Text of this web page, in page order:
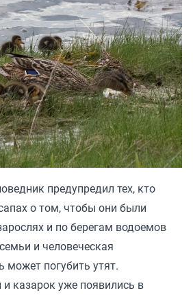
предупредил тех, кто
о том, чтобы они были
и по берегам водоемов
и человеческая
может погубить утят.
и казарок уже появились в